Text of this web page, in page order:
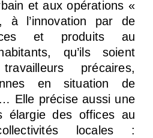
et aux opérations «
l’innovation par de
et produits au
qu’ils soient
précaires,
en situation de
Elle précise aussi une
élargie des offices au
locales :